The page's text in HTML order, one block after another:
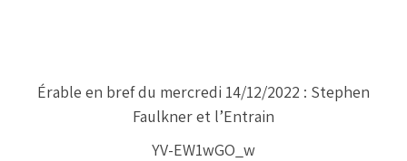
Érable en bref du mercredi 14/12/2022 : Stephen
Faulkner et l’Entrain
YV-EW1wGO_w